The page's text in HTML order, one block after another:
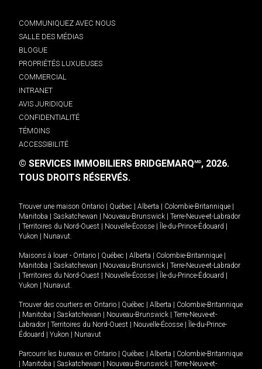
COMMUNIQUEZ AVEC NOUS
SALLE DES MÉDIAS
BLOGUE
PROPRIÉTÉS LUXUEUSES
COMMERCIAL
INTRANET
AVIS JURIDIQUE
CONFIDENTIALITÉ
TÉMOINS
ACCESSIBILITÉ
© SERVICES IMMOBILIERS BRIDGEMARQMD, 2026.
TOUS DROITS RÉSERVÉS.
Trouver une maison Ontario Québec Alberta Colombie-Britannique
Manitoba
Saskatchewan Nouveau-Brunswick
Terre-Neuve-et-Labrador
Territoires du Nord-Ouest Nouvelle-Écosse Île-du-Prince-Édouard
Yukon
Nunavut.
Maisons à louer - Ontario Québec Alberta Colombie-Britannique
Manitoba
Saskatchewan Nouveau-Brunswick
Terre-Neuve-et-Labrador
Territoires du Nord-Ouest Nouvelle-Écosse Île-du-Prince-Édouard
Yukon
Nunavut.
Trouver des courtiers en Ontario Québec Alberta
Colombie-Britannique
Manitoba Saskatchewan Nouveau-Brunswick
Terre-Neuve-et-
Labrador
Territoires du Nord-Ouest Nouvelle-Écosse
Île-du-Prince-
Édouard
Yukon Nunavut
Parcourir les bureaux en Ontario Québec Alberta
Colombie-Britannique
Manitoba Saskatchewan Nouveau-Brunswick
Terre-Neuve-et-